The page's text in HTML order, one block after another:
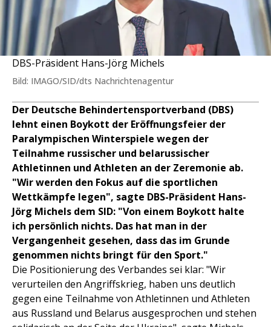
DBS-Präsident Hans-Jörg Michels
Bild: IMAGO/SID/dts Nachrichtenagentur
Der Deutsche Behindertensportverband (DBS)
lehnt einen Boykott der Eröffnungsfeier der
Paralympischen Winterspiele wegen der
Teilnahme russischer und belarussischer
Athletinnen und Athleten an der Zeremonie ab.
"Wir werden den Fokus auf die sportlichen
Wettkämpfe legen", sagte DBS-Präsident Hans-
Jörg Michels dem SID: "Von einem Boykott halte
ich persönlich nichts. Das hat man in der
Vergangenheit gesehen, dass das im Grunde
genommen nichts bringt für den Sport."
Die Positionierung des Verbandes sei klar: "Wir
verurteilen den Angriffskrieg, haben uns deutlich
gegen eine Teilnahme von Athletinnen und Athleten
aus Russland und Belarus ausgesprochen und stehen